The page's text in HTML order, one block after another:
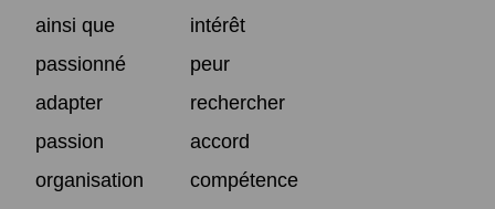
ainsi que
intérêt
passionné
peur
adapter
rechercher
passion
accord
organisation
compétence